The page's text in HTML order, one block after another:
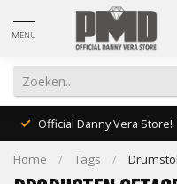
MENU
Official Danny Vera Store!
Home / Tags /